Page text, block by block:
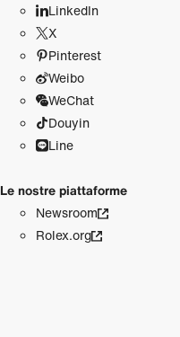
LinkedIn
X
Pinterest
Weibo
WeChat
Douyin
Line
Le nostre piattaforme
Newsroom
Rolex.org